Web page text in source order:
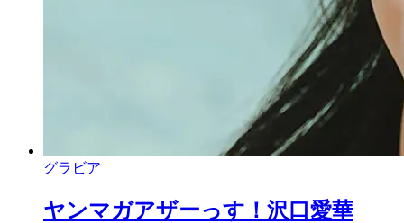
グラビア
ヤンマガアザーっす！沢口愛華